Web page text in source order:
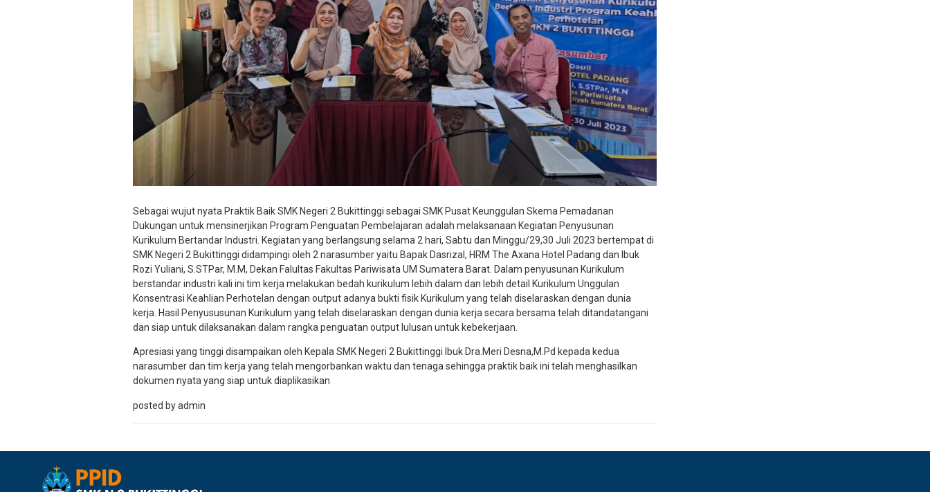
Sebagai wujut nyata Praktik Baik SMK Negeri 2 Bukittinggi sebagai SMK Pusat Keunggulan Skema Pemadanan
Dukungan untuk mensinerjikan Program Penguatan Pembelajaran adalah melaksanaan Kegiatan Penyusunan
Kurikulum Bertandar Industri. Kegiatan yang berlangsung selama 2 hari, Sabtu dan Minggu/29,30 Juli 2023 bertempat di
SMK Negeri 2 Bukittinggi didampingi oleh 2 narasumber yaitu Bapak Dasrizal, HRM The Axana Hotel Padang dan Ibuk
Rozi Yuliani, S.STPar, M.M, Dekan Falultas Fakultas Pariwisata UM Sumatera Barat. Dalam penyusunan Kurikulum
berstandar industri kali ini tim kerja melakukan bedah kurikulum lebih dalam dan lebih detail Kurikulum Unggulan
Konsentrasi Keahlian Perhotelan dengan output adanya bukti fisik Kurikulum yang telah diselaraskan dengan dunia
kerja. Hasil Penyususunan Kurikulum yang telah diselaraskan dengan dunia kerja secara bersama telah ditandatangani
dan siap untuk dilaksanakan dalam rangka penguatan output lulusan untuk kebekerjaan.
Apresiasi yang tinggi disampaikan oleh Kepala SMK Negeri 2 Bukittinggi Ibuk Dra.Meri Desna,M.Pd kepada kedua
narasumber dan tim kerja yang telah mengorbankan waktu dan tenaga sehingga praktik baik ini telah menghasilkan
dokumen nyata yang siap untuk diaplikasikan
posted by admin